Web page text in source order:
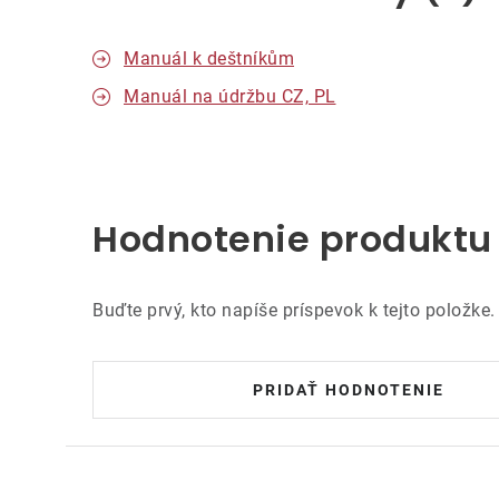
Manuál k deštníkům
Manuál na údržbu CZ, PL
Hodnotenie
Buďte prvý, kto napíše príspevok k tejto položke.
PRIDAŤ HODNOTENIE